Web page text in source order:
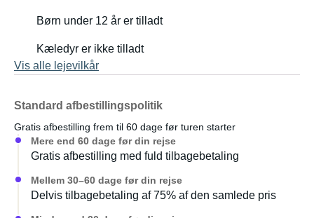
Børn under 12 år er tilladt
Kæledyr er ikke tilladt
Vis alle lejevilkår
Standard afbestillingspolitik
Gratis afbestilling frem til 60 dage før turen starter
Mere end 60 dage før din rejse
Gratis afbestilling med fuld tilbagebetaling
Mellem 30–60 dage før din rejse
Delvis tilbagebetaling af 75% af den samlede pris